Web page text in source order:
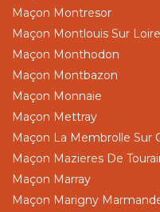
Maçon Montresor
Maçon Montlouis Sur Loire
Maçon Monthodon
Maçon Montbazon
Maçon Monnaie
Maçon Mettray
Maçon La Membrolle Sur
Maçon Mazieres De
Maçon Marray
Maçon Marigny